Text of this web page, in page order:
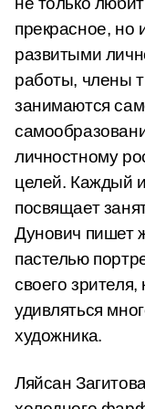
прекрасное, но
развитыми
работы, члены
занимаются
личностному
целей. Каждый
посвящает
Дунович пишет
пастелью
своего зрителя,
удивляться
художника.
Ляйсан